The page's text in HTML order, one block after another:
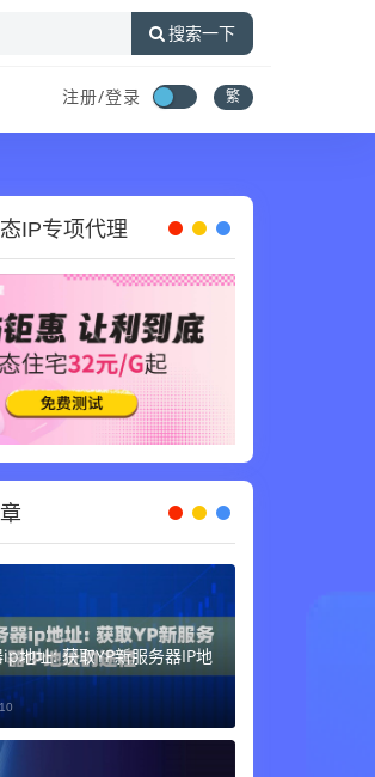
搜索一下
注册/登录 繁
IP专项代理
地址: 获取YP新服务器IP地